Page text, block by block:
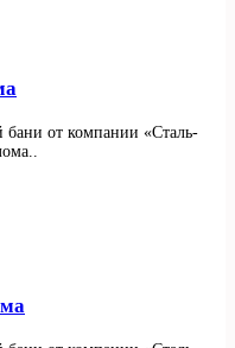
бани от компании «Сталь-